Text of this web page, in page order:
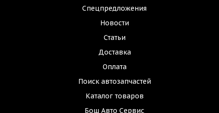
Спецпредложения
Новости
Статьи
Доставка
Оплата
Поиск автозапчастей
Каталог товаров
Бош Авто Сервис